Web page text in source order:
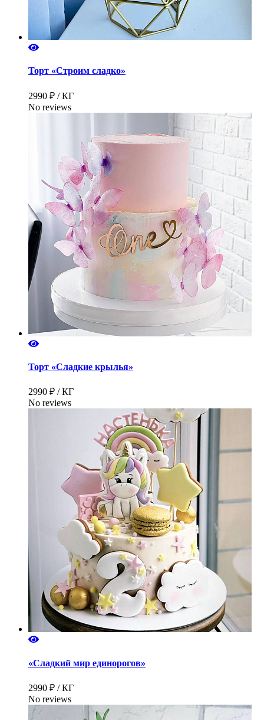
Торт «Строим сладко»
2990 ₽ / КГ
No reviews
Торт «Сладкие крылья»
2990 ₽ / КГ
No reviews
«Сладкий мир единорогов»
2990 ₽ / КГ
No reviews